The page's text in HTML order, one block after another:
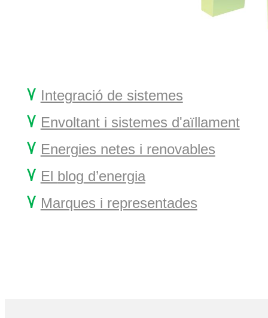
۷ Integració de sistemes
۷ Envoltant i sistemes d'aïllament
۷ Energies netes i renovables
۷ El blog d’energia
۷ Marques i representades